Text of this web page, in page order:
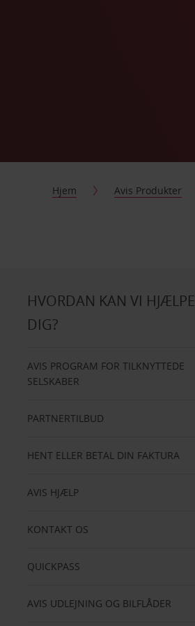
Hjem Avis Produkter
HVORDAN KAN VI HJÆLPE
DIG?
AVIS PROGRAM FOR TILKNYTTEDE
SELSKABER
PARTNERTILBUD
HENT ELLER BETAL DIN FAKTURA
AVIS HJÆLP
KONTAKT OS
QUICKPASS
AVIS UDLEJNING OG BILFLÅDER